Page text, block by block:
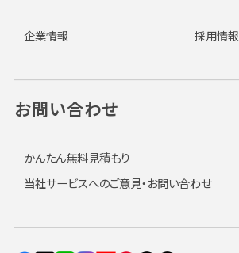
企業情報 採用情報
お問い合わせ
かんたん無料見積もり
当社サービスへのご意見・お問い合わせ